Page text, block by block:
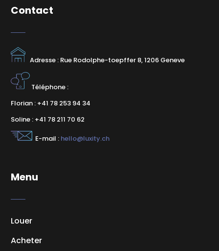
Contact
Adresse : Rue Rodolphe-toepffer 8, 1206 Geneve
Téléphone :
Florian : +41 78 253 94 34
Soline : +41 78 211 70 62
E-mail : hello@luxity.ch
Menu
Louer
Acheter